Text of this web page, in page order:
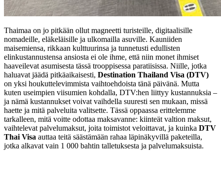
Thaimaa on jo pitkään ollut magneetti turisteille, digitaalisille
nomadeille, eläkeläisille ja ulkomailla asuville. Kauniiden
maisemiensa, rikkaan kulttuurinsa ja tunnetusti edullisten
elinkustannustensa ansiosta ei ole ihme, että niin monet ihmiset
haaveilevat asumisesta tässä trooppisessa paratiisissa. Niille, jotka
haluavat jäädä pitkäaikaisesti, Destination Thailand Visa (DTV)
on yksi houkuttelevimmista vaihtoehdoista tänä päivänä. Mutta
kuten useimpien viisumien kohdalla, DTV:hen liittyy kustannuksia –
ja nämä kustannukset voivat vaihdella suuresti sen mukaan, missä
haette ja mitä palveluita valitsette. Tässä oppaassa erittelemme
tarkalleen, mitä voitte odottaa maksavanne: kiinteät valtion maksut,
vaihtelevat palvelumaksut, joita toimistot veloittavat, ja kuinka DTV
Thai Visa auttaa teitä säästämään rahaa läpinäkyvillä paketeilla,
jotka alkavat vain 1 000 bahtin talletuksesta ja palvelumaksuista.